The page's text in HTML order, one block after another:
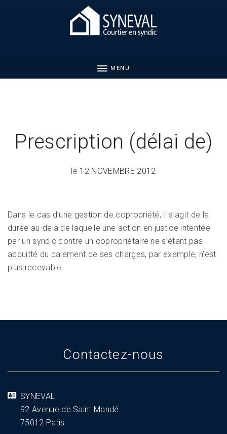
MENU
Prescription (délai de)
le 12 NOVEMBRE 2012
Dans le cas d’une gestion de copropriété, il s’agit de la
durée au-delà de laquelle une action en justice intentée
par un syndic contre un copropriétaire ne s’étant pas
acquitté du paiement de ses charges, par exemple, n’est
plus recevable.
Contactez-nous
SYNEVAL
92 Avenue de Saint Mandé
75012 Paris